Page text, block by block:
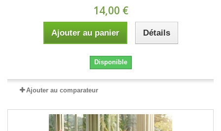
14,00 €
Ajouter au panier Détails
Disponible
Ajouter au comparateur